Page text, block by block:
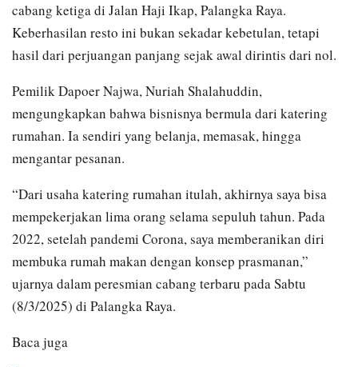
cabang ketiga di Jalan Haji Ikap, Palangka Raya.
Keberhasilan resto ini bukan sekadar kebetulan, tetapi
hasil dari perjuangan panjang sejak awal dirintis dari nol.
Pemilik Dapoer Najwa, Nuriah Shalahuddin,
mengungkapkan bahwa bisnisnya bermula dari katering
rumahan. Ia sendiri yang belanja, memasak, hingga
mengantar pesanan.
“Dari usaha katering rumahan itulah, akhirnya saya bisa
mempekerjakan lima orang selama sepuluh tahun. Pada
2022, setelah pandemi Corona, saya memberanikan diri
membuka rumah makan dengan konsep prasmanan,”
ujarnya dalam peresmian cabang terbaru pada Sabtu
(8/3/2025) di Palangka Raya.
Baca juga